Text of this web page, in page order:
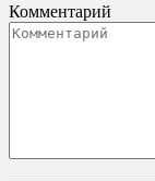
Комментарий